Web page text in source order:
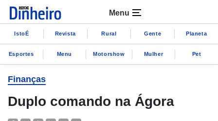
Menu
IstoÉ Revista Rural Gente Planeta
Esportes Menu Motorshow Mulher Pet
Finanças
Duplo comando na Ágora